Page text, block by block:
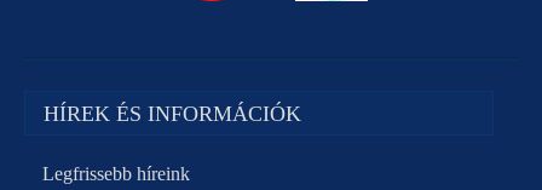
HÍREK ÉS INFORMÁCIÓK
Legfrissebb híreink